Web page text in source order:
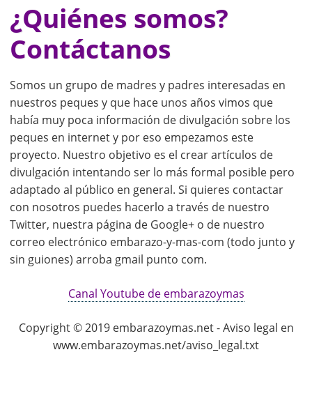
¿Quiénes somos?
Contáctanos
Somos un grupo de madres y padres interesadas en
nuestros peques y que hace unos años vimos que
había muy poca información de divulgación sobre los
peques en internet y por eso empezamos este
proyecto. Nuestro objetivo es el crear artículos de
divulgación intentando ser lo más formal posible pero
adaptado al público en general. Si quieres contactar
con nosotros puedes hacerlo a través de nuestro
Twitter, nuestra página de Google+ o de nuestro
correo electrónico embarazo-y-mas-com (todo junto y
sin guiones) arroba gmail punto com.
Canal Youtube de embarazoymas
Copyright © 2019 embarazoymas.net - Aviso legal en
www.embarazoymas.net/aviso_legal.txt